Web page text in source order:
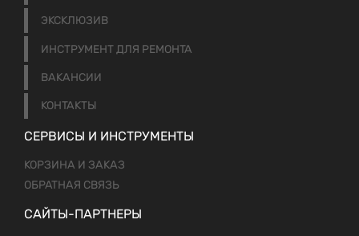
ЭКСКЛЮЗИВ
ИНСТРУМЕНТ ДЛЯ РЕМОНТА
ВАКАНСИИ
КОНТАКТЫ
СЕРВИСЫ И ИНСТРУМЕНТЫ
КОРЗИНА И ЗАКАЗ
ОБРАТНАЯ СВЯЗЬ
САЙТЫ-ПАРТНЕРЫ